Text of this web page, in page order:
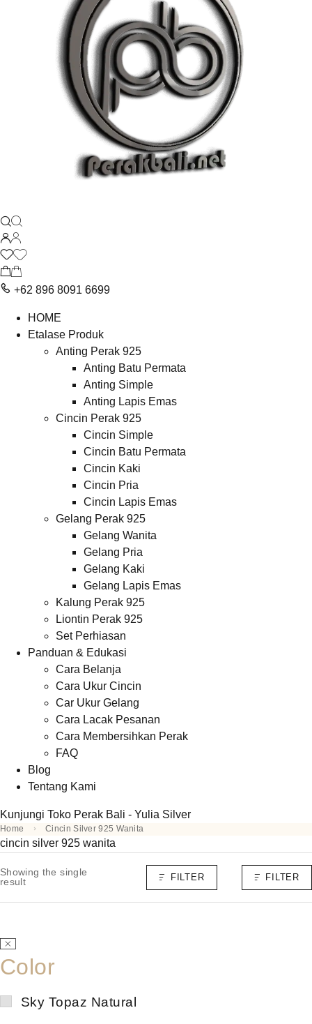
+62 896 8091 6699
HOME
Etalase Produk
Anting Perak 925
Anting Batu Permata
Anting Simple
Anting Lapis Emas
Cincin Perak 925
Cincin Simple
Cincin Batu Permata
Cincin Kaki
Cincin Pria
Cincin Lapis Emas
Gelang Perak 925
Gelang Wanita
Gelang Pria
Gelang Kaki
Gelang Lapis Emas
Kalung Perak 925
Liontin Perak 925
Set Perhiasan
Panduan & Edukasi
Cara Belanja
Cara Ukur Cincin
Car Ukur Gelang
Cara Lacak Pesanan
Cara Membersihkan Perak
FAQ
Blog
Tentang Kami
Kunjungi Toko Perak Bali - Yulia Silver
Home Cincin Silver 925 Wanita
cincin silver 925 wanita
Showing the single
result
FILTER FILTER
Color
Sky Topaz Natural